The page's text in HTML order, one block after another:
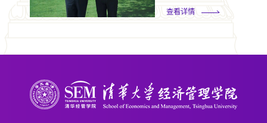
经管学院优秀校友，记录下他
查看详情